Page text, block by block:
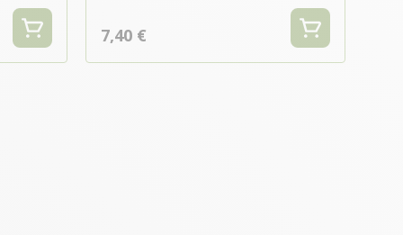
7,40 €